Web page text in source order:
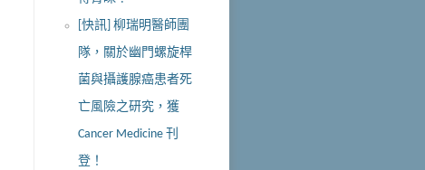
[快訊] 柳瑞明醫師團
隊，關於幽門螺旋桿
菌與攝護腺癌患者死
亡風險之研究，獲
Cancer Medicine 刊
登！